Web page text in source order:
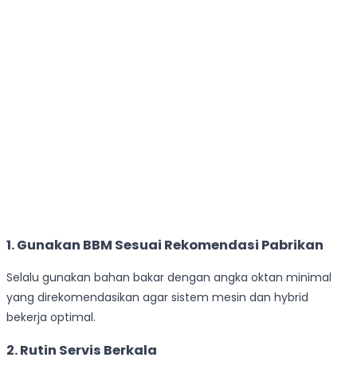
1. Gunakan BBM Sesuai Rekomendasi Pabrikan
Selalu gunakan bahan bakar dengan angka oktan minimal
yang direkomendasikan agar sistem mesin dan hybrid
bekerja optimal.
2. Rutin Servis Berkala